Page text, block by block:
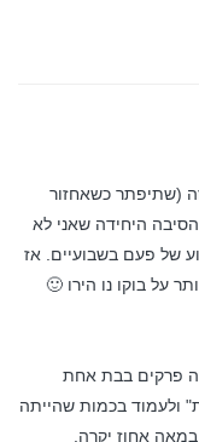
(שתיפתר כשאחזור
היחידה שאני לא
של פעם בשבועיים. אז
על בוקו נו הירו 🙂
פרקים בבת אחת
ולעמוד בכמות שהייתה
אחוז יקרה.